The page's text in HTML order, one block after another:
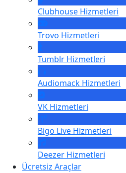
Clubhouse Hizmetleri
Trovo Hizmetleri
Tumblr Hizmetleri
Audiomack Hizmetleri
VK Hizmetleri
Bigo Live Hizmetleri
Deezer Hizmetleri
Ücretsiz Araçlar